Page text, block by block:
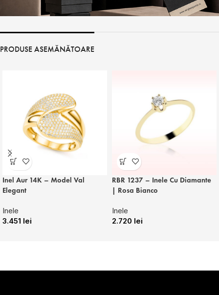
PRODUSE ASEMĂNĂTOARE
Inel Aur 14K – Model Val
Elegant
Inele
3.451 lei
RBR 1237 – Inele Cu Diamante
| Rosa Bianco
Inele
2.720 lei